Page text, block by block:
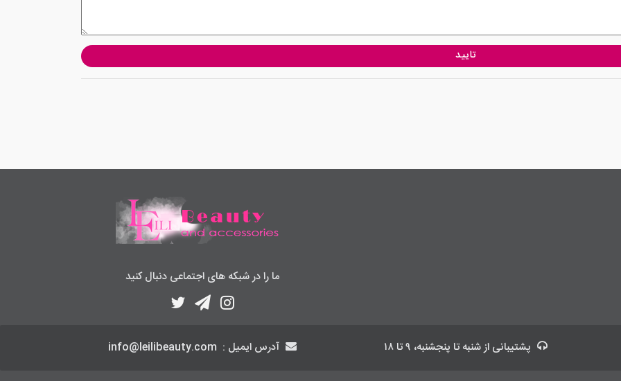
تایید
ما را در شبکه های اجتماعی دنبال کنید
پشتیبانی از شنبه تا پنجشنبه، ۹ تا ۱۸ آدرس ایمیل : info@leilibeauty.com